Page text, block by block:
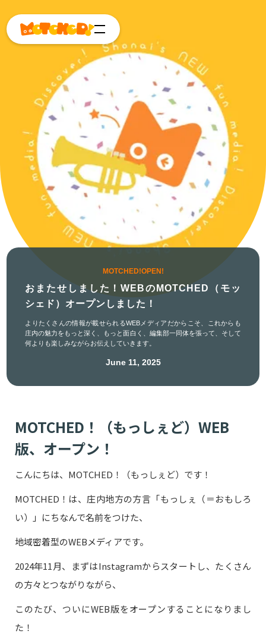
MOTCHED!OPEN!
おまたせしました！WEBのMOTCHED（モッ
シェド）オープンしました！
よりたくさんの情報が載せられるWEBメディアだからこそ、これからも
庄内の魅力をもっと深く、もっと面白く、編集部一同体を張って、そして
何よりも楽しみながらお伝えしていきます。
June 11, 2025
MOTCHED！（もっしぇど）WEB
版、オープン！
こんにちは、MOTCHED！（もっしぇど）です！
MOTCHED！は、庄内地方の方言「もっしぇ（＝おもしろ
い）」にちなんで名前をつけた、
地域密着型のWEBメディアです。
2024年11月、まずはInstagramからスタートし、たくさん
の方々とつながりながら、
このたび、ついにWEB版をオープンすることになりまし
た！